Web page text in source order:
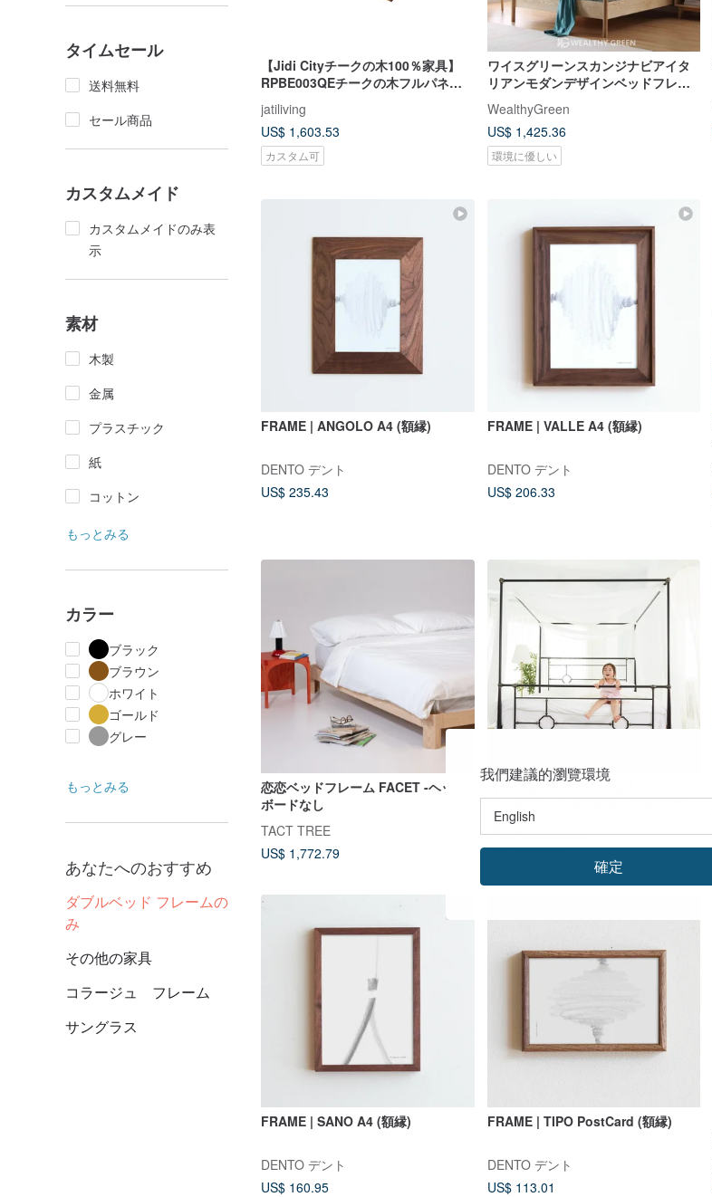
タイムセール
送料無料
セール商品
カスタムメイド
カスタムメイドのみ表
示
素材
木製
金属
プラスチック
紙
コットン
もっとみる
カラー
ブラック
ブラウン
ホワイト
ゴールド
グレー
もっとみる
あなたへのおすすめ
ダブルベッド フレームの
み
その他の家具
コラージュ フレーム
サングラス
【Jidi Cityチークの木100％家具】
RPBE003QEチークの木フルパネル
ダブル 特大ベッドフレームセット Q
jatiliving
US$ 1,603.53
カスタム可
ワイスグリーンスカンジナビアイタ
リアンモダンデザインベッドフレー
ムB2101
WealthyGreen
US$ 1,425.36
環境に優しい
FRAME | ANGOLO A4 (額縁)
DENTO デント
US$ 235.43
FRAME | VALLE A4 (額縁)
DENTO デント
US$ 206.33
恋恋ベッドフレーム FACET -ヘッド
ボードなし
TACT TREE
US$ 1,772.79
【ダブルベッドフレーム】モダンシ
リーズ-ハートオブザオーシャン/アイ
アンベッドフレーム/猫スクラッチ/ペ
ット対応/自宅設置
ellieswonderland
US$ 2,209.30
FRAME | SANO A4 (額縁)
DENTO デント
US$ 160.95
FRAME | TIPO PostCard (額縁)
DENTO デント
US$ 113.01
我們建議的瀏覽環境
確定